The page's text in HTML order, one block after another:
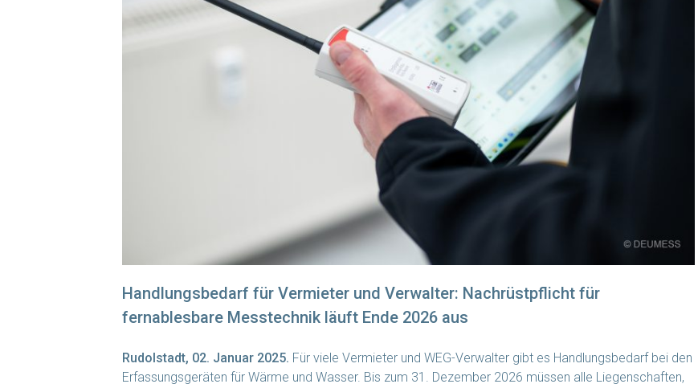
Handlungsbedarf für Vermieter und Verwalter: Nachrüstpflicht für
fernablesbare Messtechnik läuft Ende 2026 aus
Rudolstadt, 02. Januar 2025. Für viele Vermieter und WEG-Verwalter gibt es Handlungsbedarf bei den
Erfassungsgeräten für Wärme und Wasser. Bis zum 31. Dezember 2026 müssen alle Liegenschaften,